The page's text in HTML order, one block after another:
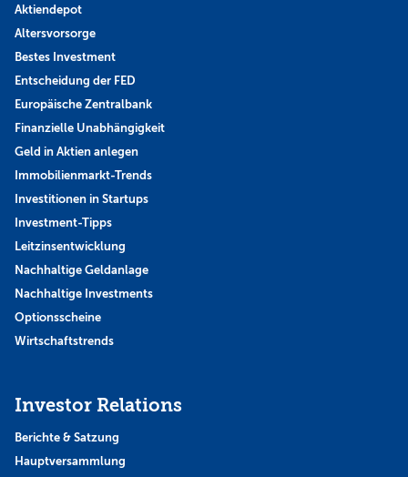
Aktiendepot
Altersvorsorge
Bestes Investment
Entscheidung der FED
Europäische Zentralbank
Finanzielle Unabhängigkeit
Geld in Aktien anlegen
Immobilienmarkt-Trends
Investitionen in Startups
Investment-Tipps
Leitzinsentwicklung
Nachhaltige Geldanlage
Nachhaltige Investments
Optionsscheine
Wirtschaftstrends
Investor Relations
Berichte & Satzung
Hauptversammlung